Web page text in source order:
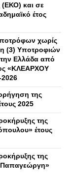
(ΕΚΟ) και σε
έτος
χωρίς
(3) Υποτροφιών
Ελλάδα από
«ΚΛΕΑΡΧΟΥ
της
2025
της
έτους
της
Παπαγεώργη»